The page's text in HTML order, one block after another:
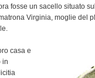
fosse un sacello situato
Virginia, moglie del
casa e
in